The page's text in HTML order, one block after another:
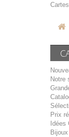
Notre
Prix
Idées
Bijoux